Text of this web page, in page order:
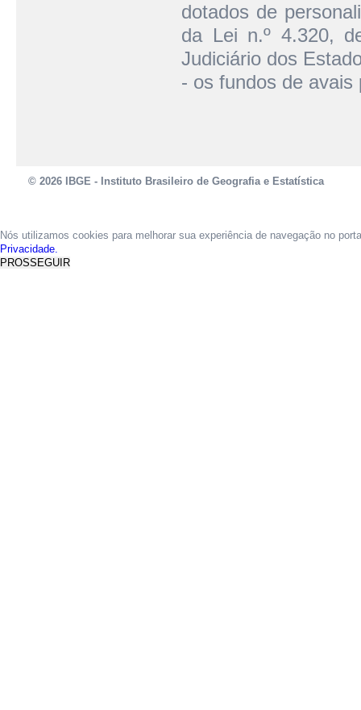
dotados de
da Lei n.º 4.320,
Judiciário dos
- os fundos de avais
© 2026 IBGE - Instituto Brasileiro de Geografia e Estatística
Nós utilizamos cookies para melhorar sua experiência de navegação no
Privacidade.
PROSSEGUIR